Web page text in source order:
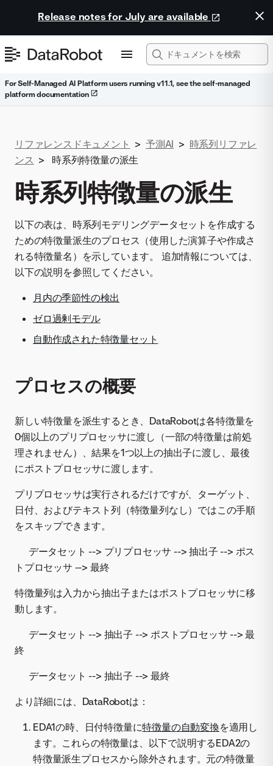
Release notes for July are available
For Self-Managed AI Platform users running v11.1, see the self-managed
platform documentation
リファレンスドキュメント > 予測AI > 時系列リファレ
ンス > 時系列特徴量の派生
時系列特徴量の派生
以下の表は、時系列モデリングデータセットを作成する
ための特徴量派生のプロセス（使用した演算子や作成さ
れる特徴量名）を示しています。 追加情報については、
以下の説明を参照してください。
月内の季節性の検出
ゼロ過剰モデル
自動作成された特徴量セット
プロセスの概要
新しい特徴量を派生するとき、DataRobotは各特徴量を
0個以上のプリプロセッサに渡し（一部の特徴量は前処
理されません）、結果を1つ以上の抽出子に渡し、最後
にポストプロセッサに渡します。
プリプロセッサは実行されるだけですが、ターゲット、
日付、およびテキスト列（特徴量列なし）ではこの手順
をスキップできます。
データセット --> プリプロセッサ --> 抽出子 --> ポス
トプロセッサ --> 最終
特徴量列は入力から抽出子またはポストプロセッサに移
動します。
データセット --> 抽出子 --> ポストプロセッサ --> 最
終
データセット --> 抽出子 --> 最終
より詳細には、DataRobotは：
EDA1の時、日付特徴量に特徴量の自動変換を適用し
ます。これらの特徴量は、以下で説明するEDA2の
特徴量派生プロセスから除外されます。元の特微量